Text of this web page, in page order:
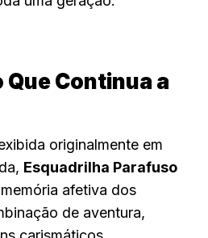
Que Continua a
originalmente em
Esquadrilha Parafuso
afetiva dos
de aventura,